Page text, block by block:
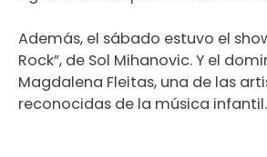
Además, el sábado estuvo el
Rock”, de Sol Mihanovic. Y el
Magdalena Fleitas, una de las
reconocidas de la música infantil.